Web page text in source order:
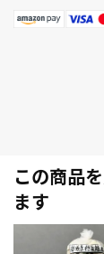
この商品
ます